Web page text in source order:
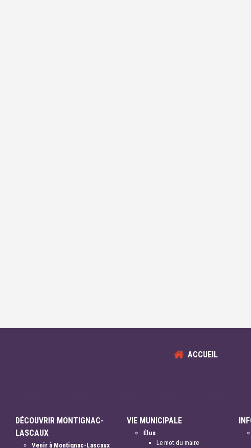
ACCUEIL
DÉCOUVRIR MONTIGNAC-
LASCAUX
Venir à Montignac-Lascaux
VIE MUNICIPALE
Élus
Le mot du maire